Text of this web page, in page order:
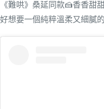
《難哄》桑延同款🍰香香甜
好想要一個純粹溫柔又細膩